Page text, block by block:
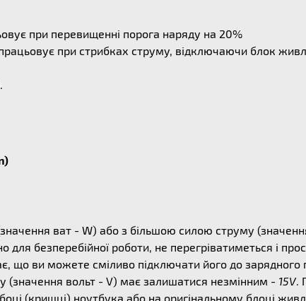
при перевищенні порога наряду на 20%
при стрибках струму, відключаючи блок
.
ват - W) або з більшою силою струму
для безперебійної роботи, не перегріватиметься і
що ви можете сміливо підключати його до зарядного
вольт - V) має залишатися незмінним - 15V.
(кришці) ноутбука або на оригінальному блоці